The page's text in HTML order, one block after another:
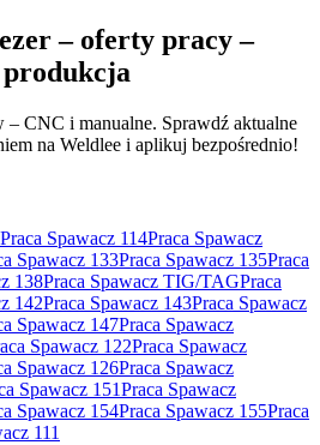
– oferty pracy –
produkcja
– CNC i manualne. Sprawdź aktualne
na Weldlee i aplikuj bezpośrednio!
Praca Spawacz 114Praca Spawacz
Spawacz 133Praca Spawacz 135Praca
138Praca Spawacz TIG/TAGPraca
142Praca Spawacz 143Praca Spawacz
Spawacz 147Praca Spawacz
Spawacz 122Praca Spawacz
Spawacz 126Praca Spawacz
Spawacz 151Praca Spawacz
Spawacz 154Praca Spawacz 155Praca
111